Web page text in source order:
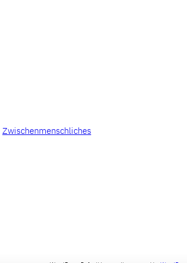
Zwischenmenschliches